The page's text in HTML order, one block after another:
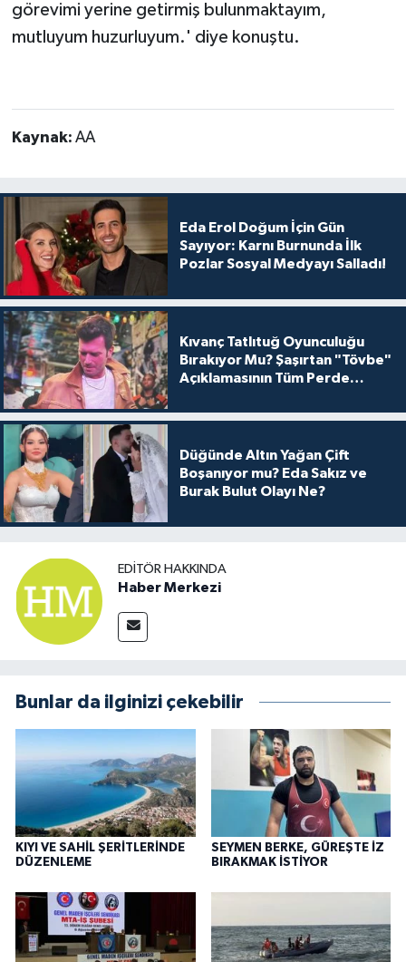
görevimi yerine getirmiş bulunmaktayım,
mutluyum huzurluyum.' diye konuştu.
Kaynak: AA
Eda Erol Doğum İçin Gün
Sayıyor: Karnı Burnunda İlk
Pozlar Sosyal Medyayı Salladı!
Kıvanç Tatlıtuğ Oyunculuğu
Bırakıyor Mu? Şaşırtan "Tövbe"
Açıklamasının Tüm Perde
Düğünde Altın Yağan Çift
Boşanıyor mu? Eda Sakız ve
Burak Bulut Olayı Ne?
EDITÖR HAKKINDA
Haber Merkezi
Bunlar da ilginizi çekebilir
KIYI VE SAHİL ŞERİTLERİNDE
DÜZENLEME
SEYMEN BERKE, GÜREŞTE İZ
BIRAKMAK İSTİYOR